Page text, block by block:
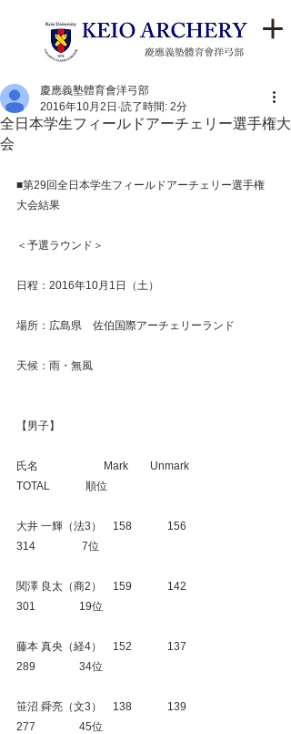
全日本学生フィールドアーチェリー選手権大
会
慶應義塾體育會洋弓部
2016年10月2日 読了時間: 2分
■第29回全日本学生フィールドアーチェリー選手権
大会結果
＜予選ラウンド＞
日程：2016年10月1日（土）
場所：広島県　佐伯国際アーチェリーランド
天候：雨・無風
【男子】
氏名　　　　　　Mark　　Unmark
TOTAL　　　 順位
大井 一輝（法3）　158　　　 156
314　　　　 7位
関澤 良太（商2）　159　　　 142
301　　　　19位
藤本 真央（経4）　152　　　 137
289　　　　34位
笹沼 舜亮（文3）　138　　　 139
277　　　　45位